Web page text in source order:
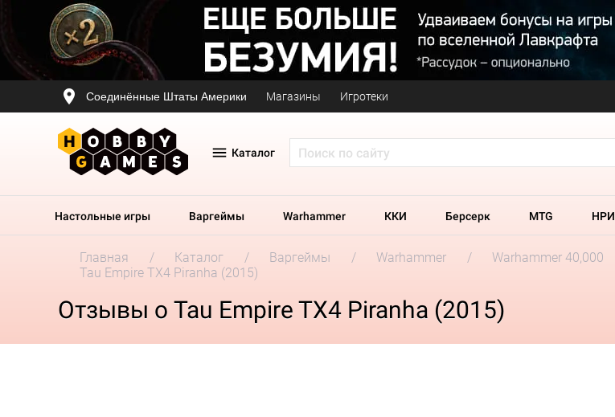
Соединённые Штаты Америки Магазины Игротеки
Каталог
Настольные игры Варгеймы Warhammer ККИ Берсерк MTG НРИ
Главная Каталог Варгеймы Warhammer Warhammer 40,000
Tau Empire TX4 Piranha (2015)
Отзывы о Tau Empire TX4 Piranha (2015)